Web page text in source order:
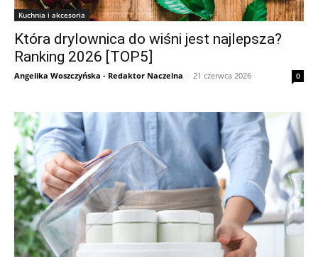
Kuchnia i akcesoria
Która drylownica do wiśni jest najlepsza?
Ranking 2026 [TOP5]
Angelika Woszczyńska - Redaktor Naczelna - 21 czerwca 2026 0